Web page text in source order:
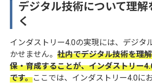
デジタル技術について理解
く
インダストリー4.0の実現には、デジタ
かせません。 社内でデジタル技術を理
保・育成することが、インダストリー
です。ここでは、インダストリー4.0に